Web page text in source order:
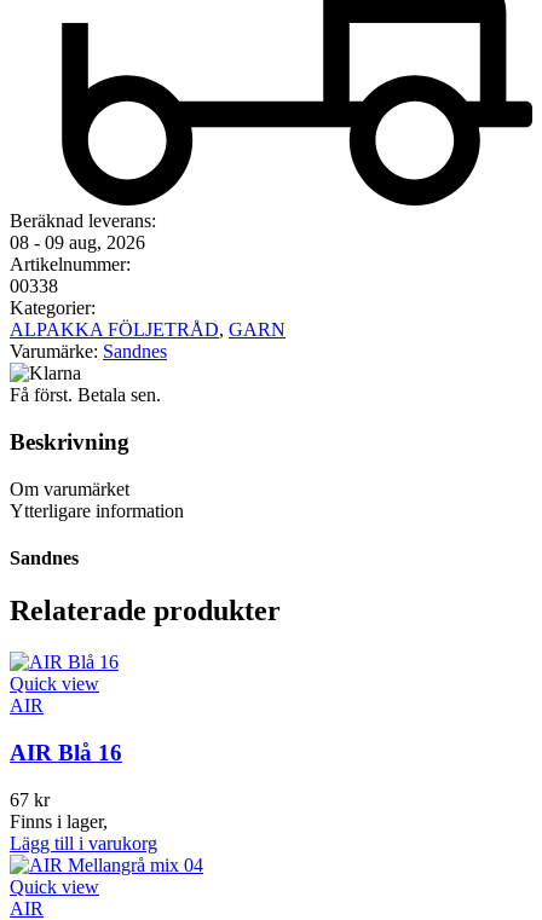
Beräknad leverans:
08 - 09 aug, 2026
Artikelnummer:
00338
Kategorier:
ALPAKKA FÖLJETRÅD, GARN
Varumärke: Sandnes
Få först. Betala sen.
Beskrivning
Om varumärket
Ytterligare information
Sandnes
Relaterade produkter
Quick view
AIR
AIR Blå 16
67 kr
Finns i lager,
Lägg till i varukorg
Quick view
AIR